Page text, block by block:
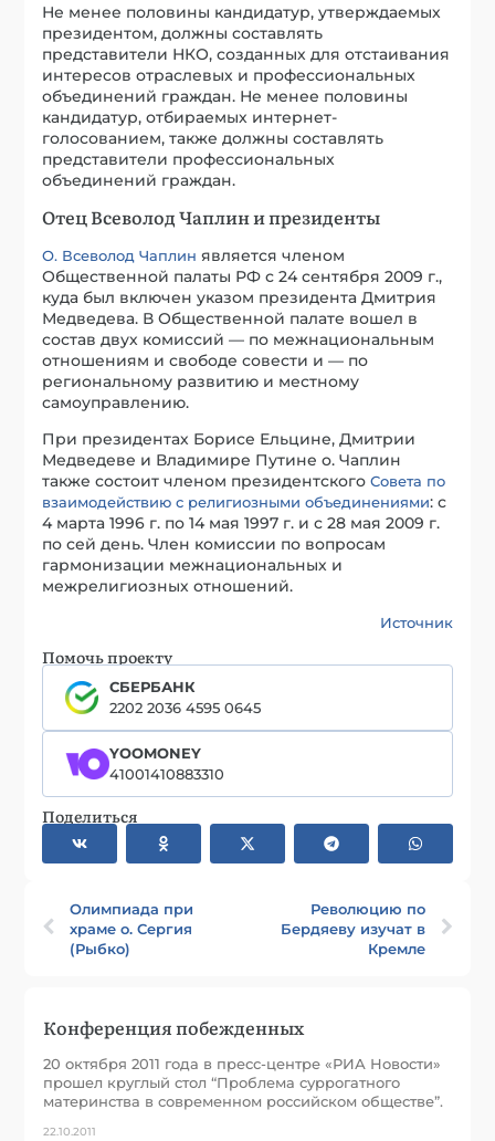
Не менее половины кандидатур, утверждаемых
президентом, должны составлять
представители НКО, созданных для отстаивания
интересов отраслевых и профессиональных
объединений граждан. Не менее половины
кандидатур, отбираемых интернет-
голосованием, также должны составлять
представители профессиональных
объединений граждан.
Отец Всеволод Чаплин и президенты
О. Всеволод Чаплин является членом
Общественной палаты РФ с 24 сентября 2009 г.,
куда был включен указом президента Дмитрия
Медведева. В Общественной палате вошел в
состав двух комиссий — по межнациональным
отношениям и свободе совести и — по
региональному развитию и местному
самоуправлению.
При президентах Борисе Ельцине, Дмитрии
Медведеве и Владимире Путине о. Чаплин
также состоит членом президентскогоСовета по
взаимодействию с религиозными объединениями: с
4 марта 1996 г. по 14 мая 1997 г. и с 28 мая 2009 г.
по сей день. Член комиссии по вопросам
гармонизации межнациональных и
межрелигиозных отношений.
Источник
Помочь проекту
СБЕРБАНК
2202 2036 4595 0645
YOOMONEY
41001410883310
Поделиться
Олимпиада при
храме о. Сергия
(Рыбко)
Революцию по
Бердяеву изучат в
Кремле
Конференция побежденных
20 октября 2011 года в пресс-центре «РИА Новости»
прошел круглый стол “Проблема суррогатного
материнства в современном российском обществе”.
22.10.2011